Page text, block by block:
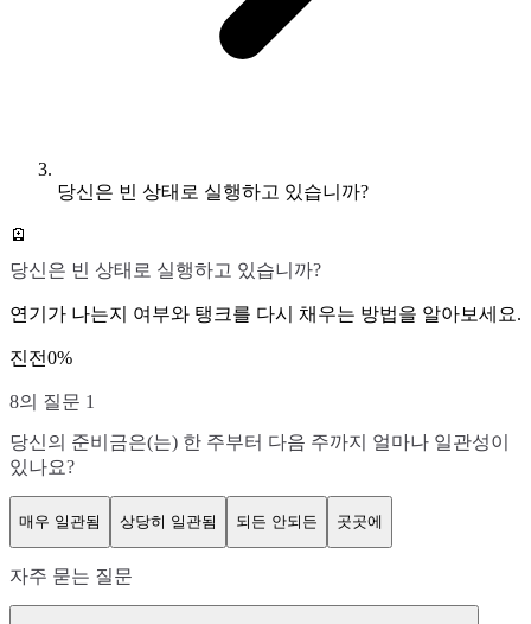
당신은 빈 상태로 실행하고 있습니까?
🪫
당신은 빈 상태로 실행하고 있습니까?
연기가 나는지 여부와 탱크를 다시 채우는 방법을 알아보세요.
진전0%
8의 질문 1
당신의 준비금은(는) 한 주부터 다음 주까지 얼마나 일관성이
있나요?
매우 일관됨 상당히 일관됨 되든 안되든 곳곳에
자주 묻는 질문